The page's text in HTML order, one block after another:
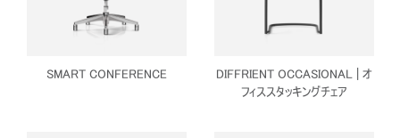
SMART CONFERENCE
DIFFRIENT OCCASIONAL | オ
フィススタッキングチェア